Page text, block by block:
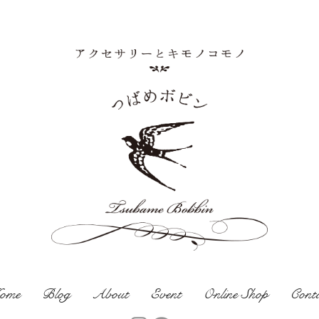
Blog About Event Online Shop